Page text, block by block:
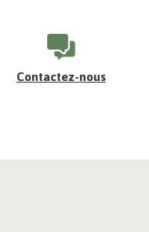
Contactez-nous